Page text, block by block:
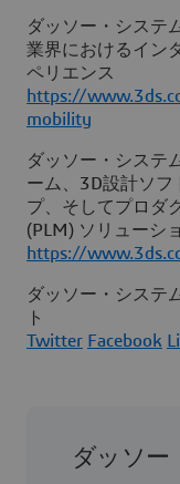
ダッソー・システ
業界におけるイン
ペリエンス
https://
mobility
ダッソー・システ
ーム、3D設計ソフ
プ、そしてプロダ
(PLM) ソリューシ
https://
ダッソー・システ
ト
Twitter Facebook
ダッソー